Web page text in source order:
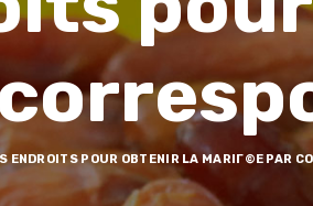
ENDROITS POUR OBTENIR LA MARIГ©E PAR